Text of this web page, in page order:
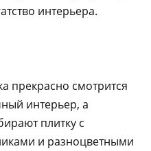
интерьера.
прекрасно смотрится
интерьер, а
плитку с
и разноцветными